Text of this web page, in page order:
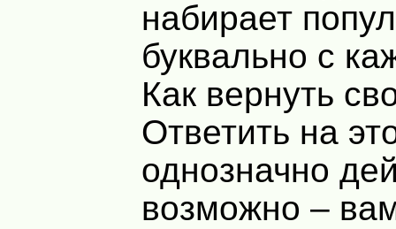
набирает
буквально с
Как вернуть
Ответить на
однозначно
возможно –